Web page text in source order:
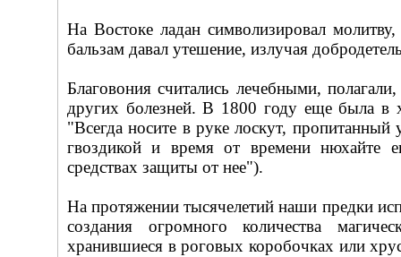
На Востоке ладан символизировал
бальзам давал утешение, излучая
Благовония считались лечебными,
других болезней. В 1800 году еще была в
"Всегда носите в руке лоскут,
гвоздикой и время от времени
средствах защиты от нее").
На протяжении тысячелетий наши предки
создания огромного количества
хранившиеся в роговых коробочках или